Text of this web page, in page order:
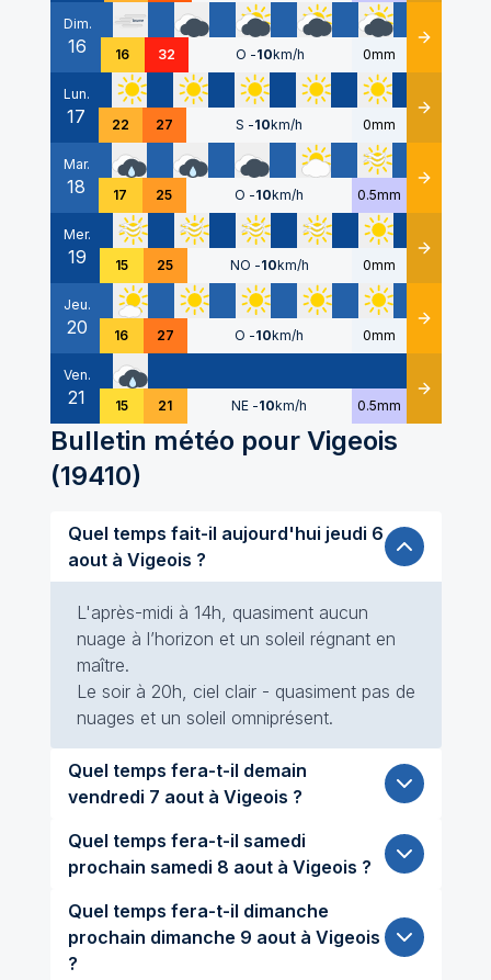
Dim.
16 16 32 O -10km/h 0mm Détails
Lun.
17 22 27 S -10km/h 0mm Détails
Mar.
18 17 25 O -10km/h 0.5mm Détails
Mer.
19 15 25 NO -10km/h 0mm Détails
Jeu.
20 16 27 O -10km/h 0mm Détails
Ven.
21 15 21 NE -10km/h 0.5mm Détails
Bulletin météo pour Vigeois
(19410)
Quel temps fait-il aujourd'hui jeudi 6
aout à Vigeois ?
L'après-midi à 14h, quasiment aucun
nuage à l’horizon et un soleil régnant en
maître.
Le soir à 20h, ciel clair - quasiment pas de
nuages et un soleil omniprésent.
Quel temps fera-t-il demain
vendredi 7 aout à Vigeois ?
Quel temps fera-t-il samedi
prochain samedi 8 aout à Vigeois ?
Quel temps fera-t-il dimanche
prochain dimanche 9 aout à Vigeois
?